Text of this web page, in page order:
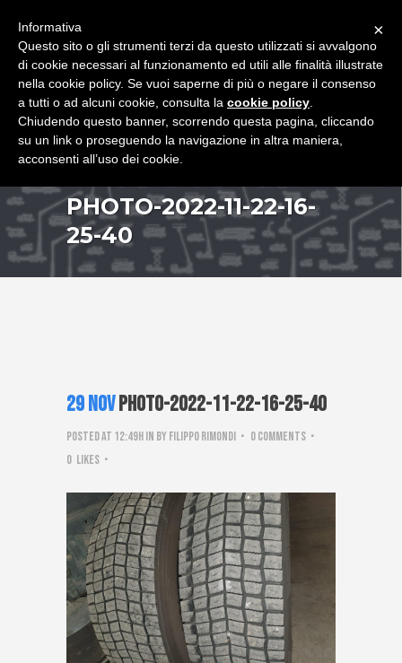
PHOTO-2022-11-22-16-
25-40
29 NovPHOTO-2022-11-22-16-25-40
Posted at 12:49hin by Filippo Rimondi
0 Comments
0 Likes
×
Informativa
Questo sito o gli strumenti terzi da questo utilizzati si avvalgono
di cookie necessari al funzionamento ed utili alle finalità illustrate
nella cookie policy. Se vuoi saperne di più o negare il consenso
a tutti o ad alcuni cookie, consulta la cookie policy
Chiudendo questo banner, scorrendo questa pagina, cliccando
su un link o proseguendo la navigazione in altra maniera,
acconsenti all’uso dei cookie.